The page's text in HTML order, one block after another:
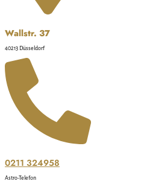
Wallstr. 37
40213 Düsseldorf
0211 324958
Astro-Telefon